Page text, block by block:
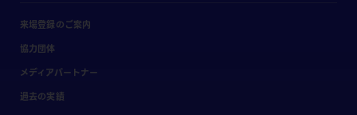
来場登録のご案内
協力団体
メディアパートナー
過去の実績